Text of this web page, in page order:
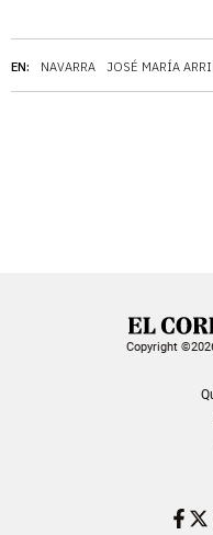
EN: NAVARRA JOSÉ MARÍA
Copyright